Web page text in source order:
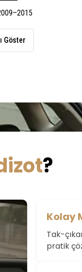
2015
Göster
?
Kolay
Tak-
pratik